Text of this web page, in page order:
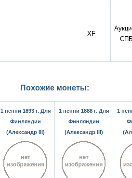
XF
СПБ
Похожие монеты:
1 пенни 1893 г. Для
Финляндии
(Александр III)
1 пенни 1888 г. Для
Финляндии
(Александр III)
1